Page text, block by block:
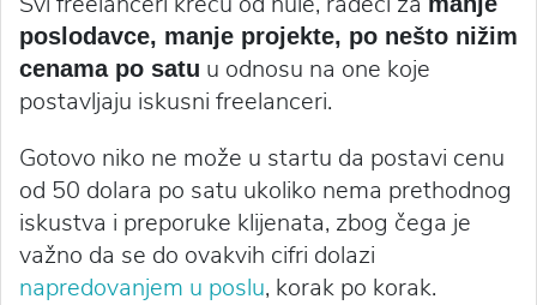
poslodavce, manje projekte, po nešto nižim
cenama po satu u odnosu na one koje
postavljaju iskusni freelanceri.
Gotovo niko ne može u startu da postavi cenu
od 50 dolara po satu ukoliko nema prethodnog
iskustva i preporuke klijenata, zbog čega je
važno da se do ovakvih cifri dolazi
napredovanjem u poslu, korak po korak.